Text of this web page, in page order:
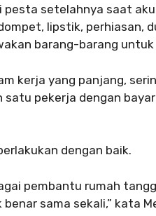
setelahnya saat
lipstik, perhiasan,
barang-barang untuk
kerja yang panjang,
pekerja dengan
dengan baik.
pembantu rumah
sama sekali,” kata